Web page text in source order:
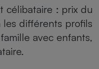
célibataire : prix du
les différents profils
avec enfants,